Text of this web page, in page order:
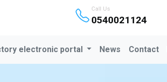
Call Us
0540021124
electronic portal News Contact